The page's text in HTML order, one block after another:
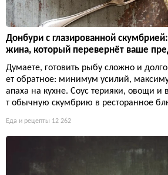
Донбури с глазированной
жина, который перевернёт ваше
Думаете, готовить рыбу сложно и
ет обратное: минимум усилий,
апаха на кухне. Соус терияки, овощи
т обычную скумбрию в ресторанное
Еда и рецепты 12 262